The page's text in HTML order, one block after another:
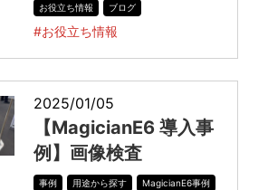
お役立ち情報 ブログ
#お役立ち情報
2025/01/05
【MagicianE6 導入事
例】画像検査
事例 用途から探す MagicianE6事例